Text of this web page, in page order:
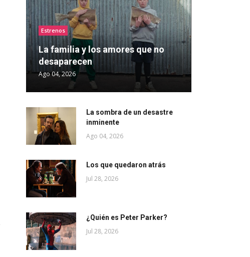
Estrenos
La familia y los amores que no
desaparecen
Ago 04, 2026
La sombra de un desastre
inminente
Ago 04, 2026
Los que quedaron atrás
Jul 28, 2026
¿Quién es Peter Parker?
Jul 28, 2026